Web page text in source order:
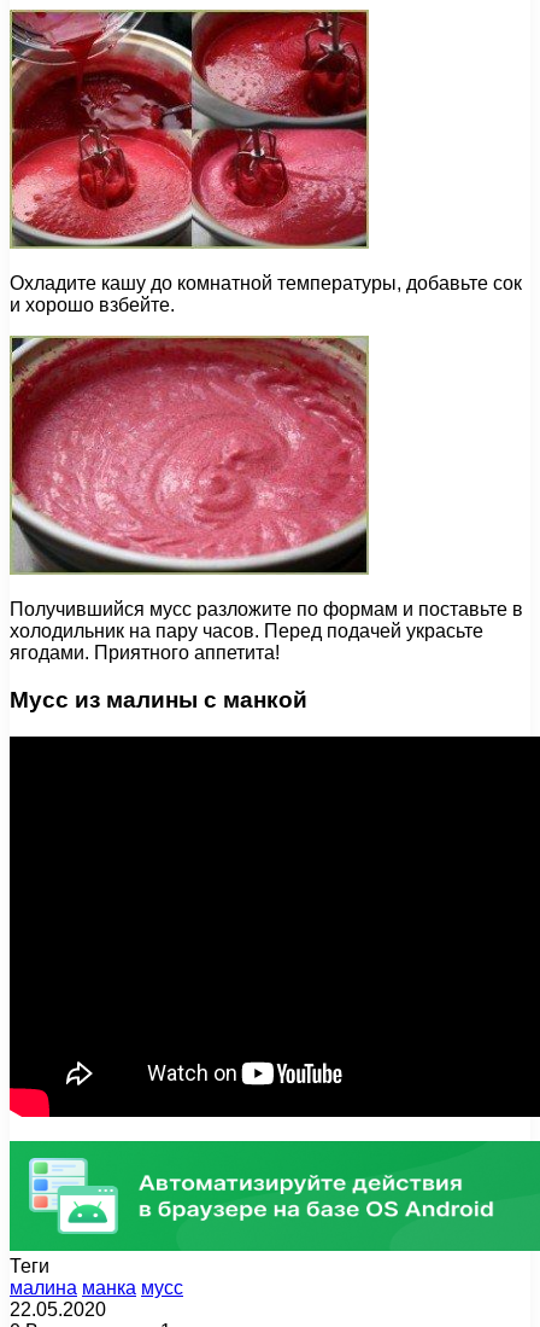
Охладите кашу до комнатной температуры, добавьте сок
и хорошо взбейте.
Получившийся мусс разложите по формам и поставьте в
холодильник на пару часов. Перед подачей украсьте
ягодами. Приятного аппетита!
Мусс из малины с манкой
Теги
малина манка мусс
22.05.2020